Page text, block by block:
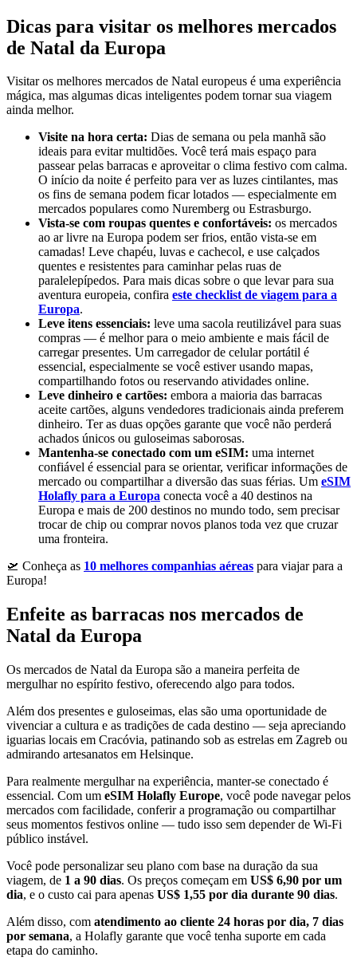
Dicas para visitar os melhores mercados
de Natal da Europa
Visitar os melhores mercados de Natal europeus é uma experiência
mágica, mas algumas dicas inteligentes podem tornar sua viagem
ainda melhor.
Visite na hora certa: Dias de semana ou pela manhã são
ideais para evitar multidões. Você terá mais espaço para
passear pelas barracas e aproveitar o clima festivo com calma.
O início da noite é perfeito para ver as luzes cintilantes, mas
os fins de semana podem ficar lotados — especialmente em
mercados populares como Nuremberg ou Estrasburgo.
Vista-se com roupas quentes e confortáveis: os mercados
ao ar livre na Europa podem ser frios, então vista-se em
camadas! Leve chapéu, luvas e cachecol, e use calçados
quentes e resistentes para caminhar pelas ruas de
paralelepípedos. Para mais dicas sobre o que levar para sua
aventura europeia, confira este checklist de viagem para a
Europa.
Leve itens essenciais: leve uma sacola reutilizável para suas
compras — é melhor para o meio ambiente e mais fácil de
carregar presentes. Um carregador de celular portátil é
essencial, especialmente se você estiver usando mapas,
compartilhando fotos ou reservando atividades online.
Leve dinheiro e cartões: embora a maioria das barracas
aceite cartões, alguns vendedores tradicionais ainda preferem
dinheiro. Ter as duas opções garante que você não perderá
achados únicos ou guloseimas saborosas.
Mantenha-se conectado com um eSIM: uma internet
confiável é essencial para se orientar, verificar informações de
mercado ou compartilhar a diversão das suas férias. Um eSIM
Holafly para a Europa conecta você a 40 destinos na
Europa e mais de 200 destinos no mundo todo, sem precisar
trocar de chip ou comprar novos planos toda vez que cruzar
uma fronteira.
🛫 Conheça as 10 melhores companhias aéreas para viajar para a
Europa!
Enfeite as barracas nos mercados de
Natal da Europa
Os mercados de Natal da Europa são a maneira perfeita de
mergulhar no espírito festivo, oferecendo algo para todos.
Além dos presentes e guloseimas, elas são uma oportunidade de
vivenciar a cultura e as tradições de cada destino — seja apreciando
iguarias locais em Cracóvia, patinando sob as estrelas em Zagreb ou
admirando artesanatos em Helsinque.
Para realmente mergulhar na experiência, manter-se conectado é
essencial. Com um eSIM Holafly Europe, você pode navegar pelos
mercados com facilidade, conferir a programação ou compartilhar
seus momentos festivos online — tudo isso sem depender de Wi-Fi
público instável.
Você pode personalizar seu plano com base na duração da sua
viagem, de 1 a 90 dias. Os preços começam em US$ 6,90 por um
dia, e o custo cai para apenas US$ 1,55 por dia durante 90 dias.
Além disso, com atendimento ao cliente 24 horas por dia, 7 dias
por semana, a Holafly garante que você tenha suporte em cada
etapa do caminho.